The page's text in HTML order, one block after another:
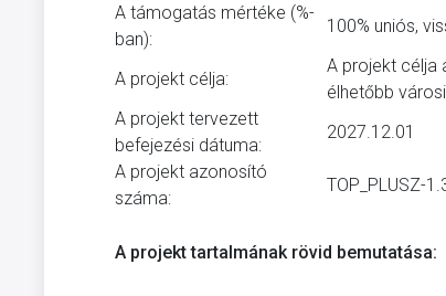
A támogatás mértéke (%-
ban):
100% uniós,
A projekt célja:
A projekt célja
élhetőbb
A projekt tervezett
befejezési dátuma:
2027.12.01
A projekt azonosító
száma:
TOP_PLUSZ-
A projekt tartalmának rövid bemutatása: